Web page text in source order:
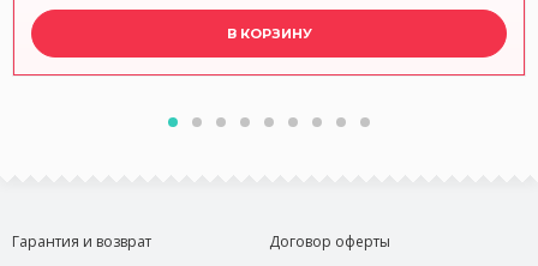
В КОРЗИНУ
Гарантия и возврат
Договор оферты